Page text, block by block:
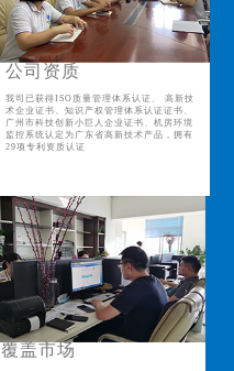
公司资质
我司已获得ISO质量管理体系认证、 高新技
术企业证书、知识产权管理体系认证证书、
广州市科技创新小巨人企业证书、机房环境
监控系统认定为广东省高新技术产品，拥有
29项专利资质认证
覆盖市场